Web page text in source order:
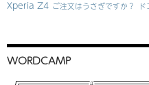
Xperia Z4 ご注文はうさぎですか？
WORDCAMP